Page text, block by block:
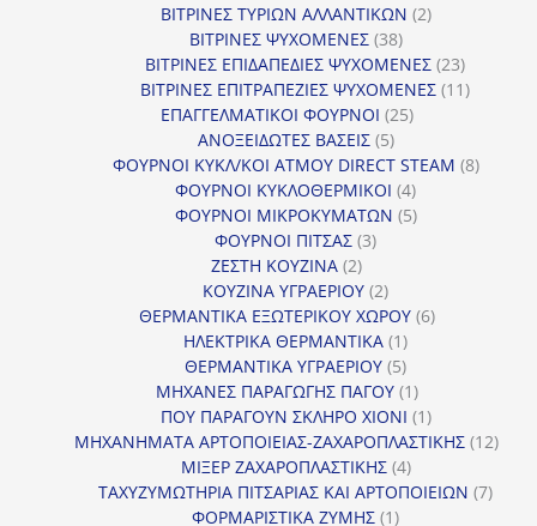
προϊόντα
ΒΙΤΡΙΝΕΣ ΤΥΡΙΩΝ ΑΛΛΑΝΤΙΚΩΝ 22
ΒΙΤΡΙΝΕΣ ΨΥΧΟΜΕΝΕΣ 3838
προϊόντα
ΒΙΤΡΙΝΕΣ ΕΠΙΔΑΠΕΔΙΕΣ ΨΥΧΟΜΕΝΕΣ 2323
προϊόντα
ΒΙΤΡΙΝΕΣ ΕΠΙΤΡΑΠΕΖΙΕΣ ΨΥΧΟΜΕΝΕΣ 1111
ΕΠΑΓΓΕΛΜΑΤΙΚΟΙ ΦΟΥΡΝΟΙ 2525
ΑΝΟΞΕΙΔΩΤΕΣ ΒΑΣΕΙΣ 55
προϊόντα
ΦΟΥΡΝΟΙ ΚΥΚΛ/ΚΟΙ ΑΤΜΟΥ DIRECT STEAM 88
ΦΟΥΡΝΟΙ ΚΥΚΛΟΘΕΡΜΙΚΟΙ 44
προϊόντα
ΦΟΥΡΝΟΙ ΜΙΚΡΟΚΥΜΑΤΩΝ 55
ΦΟΥΡΝΟΙ ΠΙΤΣΑΣ 33
ΖΕΣΤΗ ΚΟΥΖΙΝΑ 22
προϊόντα
ΚΟΥΖΙΝΑ ΥΓΡΑΕΡΙΟΥ 22
προϊόντα
ΘΕΡΜΑΝΤΙΚΑ ΕΞΩΤΕΡΙΚΟΥ ΧΩΡΟΥ 66
ΗΛΕΚΤΡΙΚΑ ΘΕΡΜΑΝΤΙΚΑ 11
προϊόν
ΘΕΡΜΑΝΤΙΚΑ ΥΓΡΑΕΡΙΟΥ 55
προϊόντα
ΜΗΧΑΝΕΣ ΠΑΡΑΓΩΓΗΣ ΠΑΓΟΥ 11
προϊόν
ΠΟΥ ΠΑΡΑΓΟΥΝ ΣΚΛΗΡΟ ΧΙΟΝΙ 11
προϊόν
ΜΗΧΑΝΗΜΑΤΑ ΑΡΤΟΠΟΙΕΙΑΣ-ΖΑΧΑΡΟΠΛΑΣΤΙΚΗΣ 1212
ΜΙΞΕΡ ΖΑΧΑΡΟΠΛΑΣΤΙΚΗΣ 44
προϊόντα
ΤΑΧΥΖΥΜΩΤΗΡΙΑ ΠΙΤΣΑΡΙΑΣ ΚΑΙ ΑΡΤΟΠΟΙΕΙΩΝ 77
ΦΟΡΜΑΡΙΣΤΙΚΑ ΖΥΜΗΣ 11